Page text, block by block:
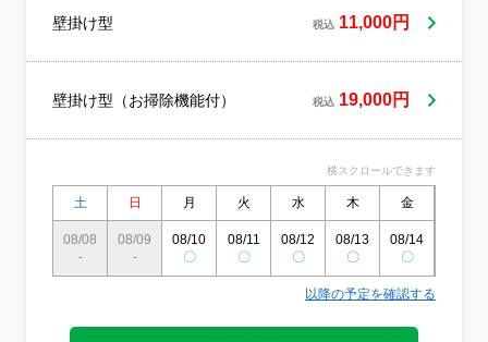
に細かい箇所までお掃除させていただきま
壁掛け型 税込 11,000円
壁掛け型（お掃除機能付） 税込 19,000円
横スクロールできます
土 日 月 火 水 木 金
08/08
-
08/09
-
08/10
〇
08/11
〇
08/12
〇
08/13
〇
08/14
〇
以降の予定を確認する